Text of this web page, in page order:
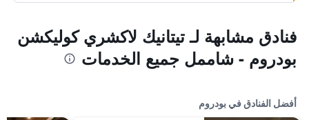
فنادق مشابهة لـ تيتانيك لاكشري كوليكشن
بودروم - شاممل جميع الخدمات
أفضل الفنادق في بودروم